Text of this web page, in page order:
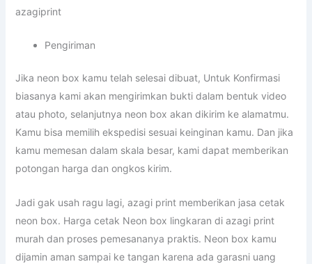
azagiprint
Pengiriman
Jika neon box kamu telah selesai dibuat, Untuk Konfirmasi
biasanya kami akan mengirimkan bukti dalam bentuk video
atau photo, selanjutnya neon box akan dikirim ke alamatmu.
Kamu bisa memilih ekspedisi sesuai keinginan kamu. Dan jika
kamu memesan dalam skala besar, kami dapat memberikan
potongan harga dan ongkos kirim.
Jadi gak usah ragu lagi, azagi print memberikan jasa cetak
neon box. Harga cetak Neon box lingkaran di azagi print
murah dan proses pemesananya praktis. Neon box kamu
dijamin aman sampai ke tangan karena ada garasni uang